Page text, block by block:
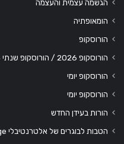
הגשמה עצמית והעצמה
הומאופתיה
הורוסקופ
הורוסקופ 2026 / הורוסקופ שנתי 2026
הורוסקופ יומי
הורוסקופ יומי
הורות בעידן החדש
הטבות לבוגרים של אלטרנטיבלי College